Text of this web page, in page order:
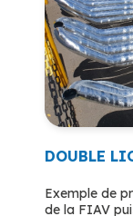
DOUBLE
Exemple de
de la FIAV